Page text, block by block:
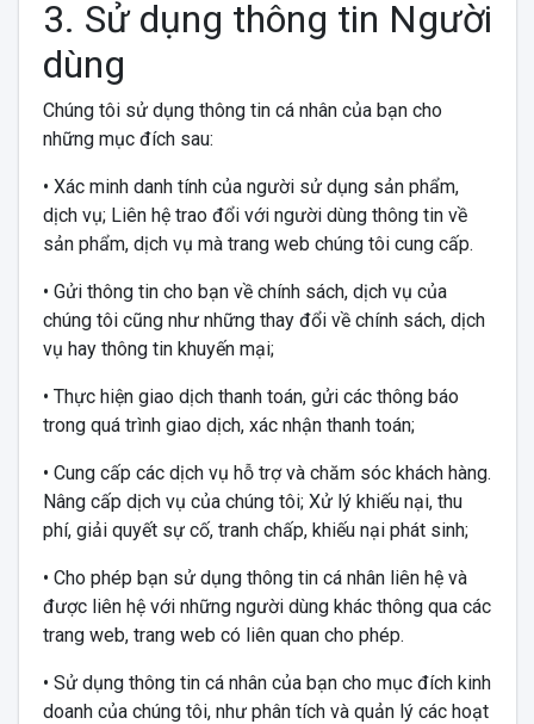
3. Sử dụng thông tin Người
dùng
Chúng tôi sử dụng thông tin cá nhân của bạn cho
những mục đích sau:
• Xác minh danh tính của người sử dụng sản phẩm,
dịch vụ; Liên hệ trao đổi với người dùng thông tin về
sản phẩm, dịch vụ mà trang web chúng tôi cung cấp.
• Gửi thông tin cho bạn về chính sách, dịch vụ của
chúng tôi cũng như những thay đổi về chính sách, dịch
vụ hay thông tin khuyến mại;
• Thực hiện giao dịch thanh toán, gửi các thông báo
trong quá trình giao dịch, xác nhận thanh toán;
• Cung cấp các dịch vụ hỗ trợ và chăm sóc khách hàng.
Nâng cấp dịch vụ của chúng tôi; Xử lý khiếu nại, thu
phí, giải quyết sự cố, tranh chấp, khiếu nại phát sinh;
• Cho phép bạn sử dụng thông tin cá nhân liên hệ và
được liên hệ với những người dùng khác thông qua các
trang web, trang web có liên quan cho phép.
• Sử dụng thông tin cá nhân của bạn cho mục đích kinh
doanh của chúng tôi, như phân tích và quản lý các hoạt